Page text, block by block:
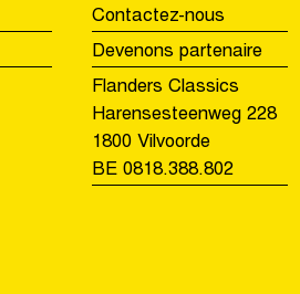
Contactez-nous
Devenons partenaire
Flanders Classics
Harensesteenweg 228
1800 Vilvoorde
BE 0818.388.802